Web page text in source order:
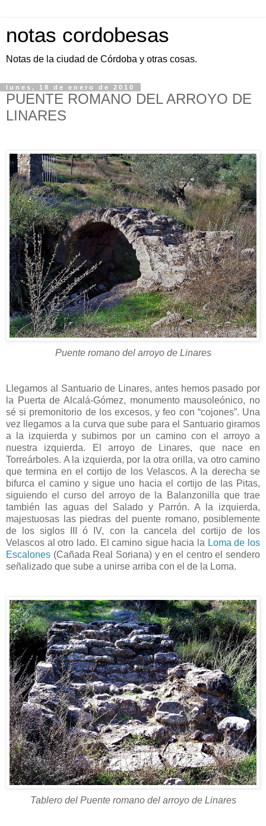
notas cordobesas
Notas de la ciudad de Córdoba y otras cosas.
lunes, 18 de enero de 2010
PUENTE ROMANO DEL ARROYO DE
LINARES
Puente romano del arroyo de Linares
Llegamos al Santuario de Linares, antes hemos pasado por
la Puerta de Alcalá-Gómez, monumento mausoleónico, no
sé si premonitorio de los excesos, y feo con “cojones”. Una
vez llegamos a la curva que sube para el Santuario giramos
a la izquierda y subimos por un camino con el arroyo a
nuestra izquierda. El arroyo de Linares, que nace en
Torreárboles. A la izquierda, por la otra orilla, va otro camino
que termina en el cortijo de los Velascos. A la derecha se
bifurca el camino y sigue uno hacia el cortijo de las Pitas,
siguiendo el curso del arroyo de la Balanzonilla que trae
también las aguas del Salado y Parrón. A la izquierda,
majestuosas las piedras del puente romano, posiblemente
de los siglos III ó IV, con la cancela del cortijo de los
Velascos al otro lado. El camino sigue hacia la Loma de los
Escalones (Cañada Real Soriana) y en el centro el sendero
señalizado que sube a unirse arriba con el de la Loma.
Tablero del Puente romano del arroyo de Linares